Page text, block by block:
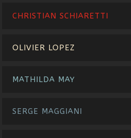
CHRISTIAN SCHIARETTI
OLIVIER LOPEZ
MATHILDA MAY
SERGE MAGGIANI